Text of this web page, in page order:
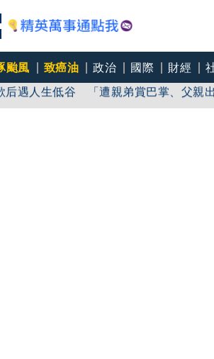
颱風 致癌油 政治 國際 財經
遇人生低谷 「遭親弟賞巴掌、父親
線上打工竟是投資坑 詐團發「真薪資」當誘餌求職反被